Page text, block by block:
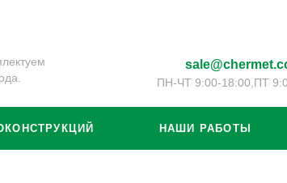
ПН-ЧТ 9:00-18:00, ПТ
НАШИ РАБОТЫ